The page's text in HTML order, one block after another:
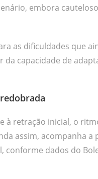
embora
as dificuldades que
da capacidade de
à retração inicial, o
assim, acompanha
conforme dados do